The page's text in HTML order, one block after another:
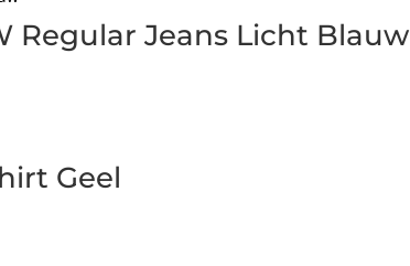
Regular Jeans Licht Blauw
Geel